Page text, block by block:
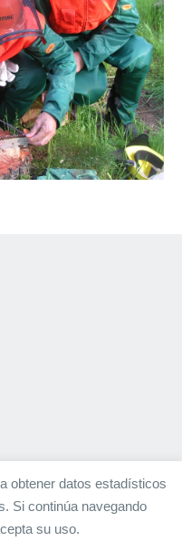
obtener datos estadísticos
Si continúa navegando
su uso.